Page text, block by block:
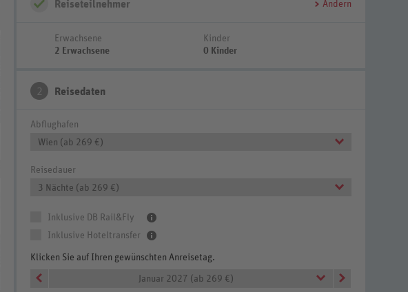
Reiseteilnehmer Ändern
Erwachsene
2 Erwachsene
Kinder
0 Kinder
2 Reisedaten
Abflughafen
Wien (ab 269 €)
Reisedauer
3 Nächte (ab 269 €)
Inklusive DB Rail&Fly
Inklusive Hoteltransfer
Klicken Sie auf Ihren gewünschten Anreisetag.
Januar 2027 (ab 269 €)